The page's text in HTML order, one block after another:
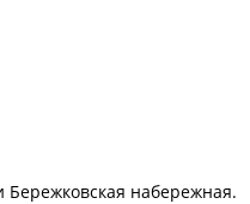
набережная.